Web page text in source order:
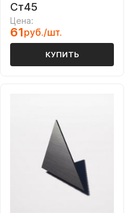
Ст45
Цена:
61руб./шт.
КУПИТЬ